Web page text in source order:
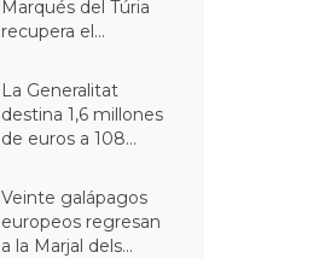
Marqués del Túria
recupera el...
La Generalitat
destina 1,6 millones
de euros a 108...
Veinte galápagos
europeos regresan
a la Marjal dels...